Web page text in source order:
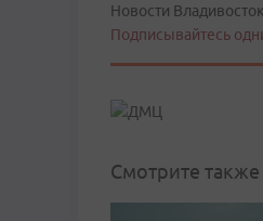
Новости
Подписывайтесь
Смотрите также